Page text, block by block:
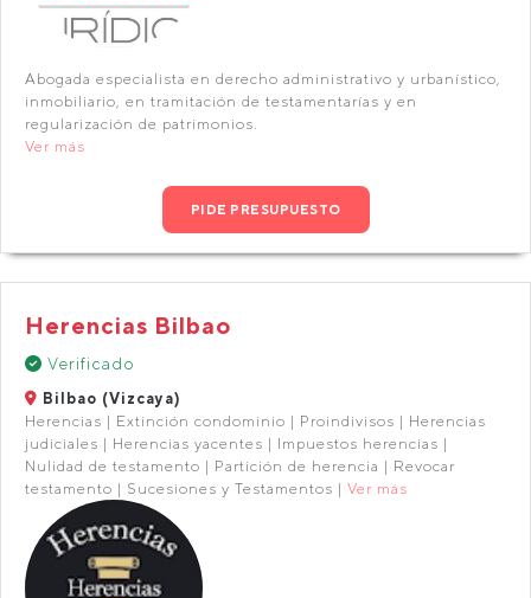
Abogada especialista en derecho administrativo y urbanístico,
inmobiliario, en tramitación de testamentarías y en
regularización de patrimonios.
Ver más
PIDE PRESUPUESTO
Herencias Bilbao
Verificado
Bilbao (Vizcaya)
Herencias | Extinción condominio | Proindivisos | Herencias
judiciales | Herencias yacentes | Impuestos herencias |
Nulidad de testamento | Partición de herencia | Revocar
testamento | Sucesiones y Testamentos | Ver más